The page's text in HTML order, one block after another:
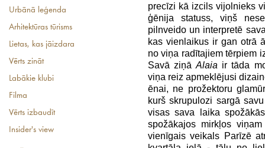
Urbānā leģenda
Arhitektūras tūrisms
Lietas, kas jāizdara
Vērts zināt
Labākie klubi
Filma
Vērts izbaudīt
Insider's view
precīzi kā izcils vijolnieks
ģēnija statuss, viņš
pilnveido un interpretē
kas vienlaikus ir gan otrā
no viņa radītajiem tērpiem
Savā ziņāAlaia ir tāda
viņa reiz apmeklējusi
ēnai, ne prožektoru
kurš skrupulozi sargā
visas sava laika
spožākajos mirkļos
vienīgais veikals Parīzē